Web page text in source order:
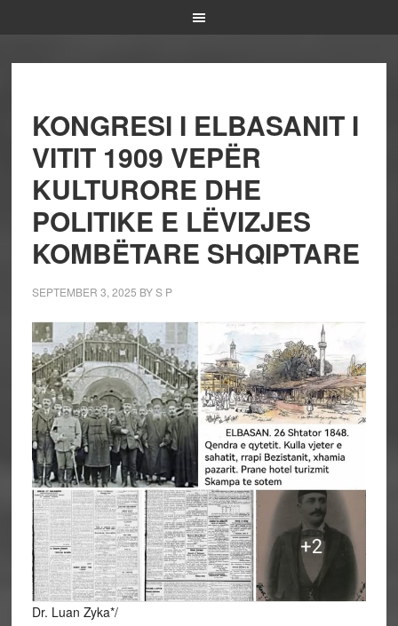
KONGRESI I ELBASANIT I
VITIT 1909 VEPËR
KULTURORE DHE
POLITIKE E LËVIZJES
KOMBËTARE SHQIPTARE
SEPTEMBER 3, 2025 BYS P
Dr. Luan Zyka*/